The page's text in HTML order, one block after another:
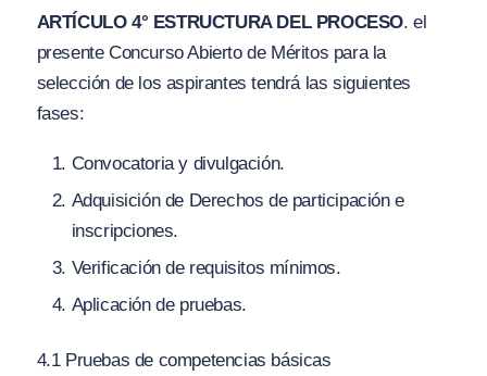
ARTÍCULO 4° ESTRUCTURA DEL PROCESO. el
presente Concurso Abierto de Méritos para la
selección de los aspirantes tendrá las siguientes
fases:
Convocatoria y divulgación.
Adquisición de Derechos de participación e
inscripciones.
Verificación de requisitos mínimos.
Aplicación de pruebas.
4.1 Pruebas de competencias básicas